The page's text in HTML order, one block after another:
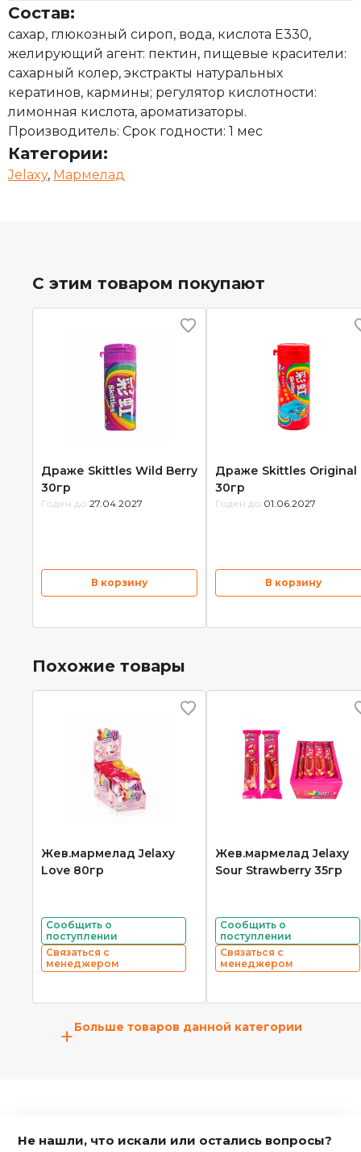
Состав:
сахар, глюкозный сироп, вода, кислота E330,
желирующий агент: пектин, пищевые красители:
сахарный колер, экстракты натуральных
кератинов, кармины; регулятор кислотности:
лимонная кислота, ароматизаторы.
Производитель: Срок годности: 1 мес
Категории:
Jelaxy, Мармелад
С этим товаром покупают
Драже Skittles Wild Berry
30гр
Годен до: 27.04.2027
В корзину
Драже Skittles Original
30гр
Годен до: 01.06.2027
В корзину
Похожие товары
Жев.мармелад Jelaxy
Love 80гр
Сообщить о
поступлении
Связаться с
менеджером
Жев.мармелад Jelaxy
Sour Strawberry 35гр
Сообщить о
поступлении
Связаться с
менеджером
+Больше товаров данной категории
Не нашли, что искали или остались вопросы?